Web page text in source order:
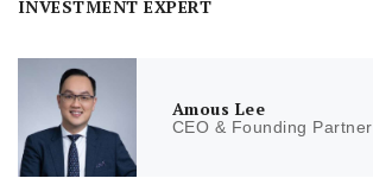
INVESTMENT EXPERT
Amous Lee
CEO & Founding Partner